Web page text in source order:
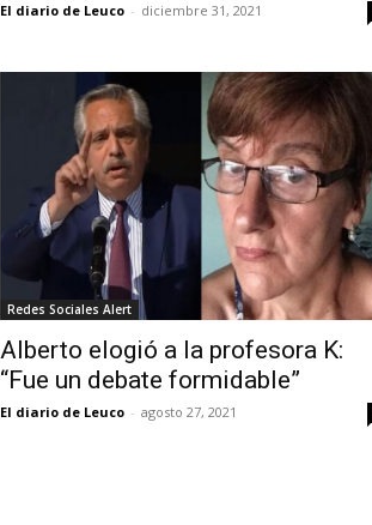
El diario de Leuco - diciembre 31, 2021
Redes Sociales Alert
Alberto elogió a la profesora K:
“Fue un debate formidable”
El diario de Leuco - agosto 27, 2021